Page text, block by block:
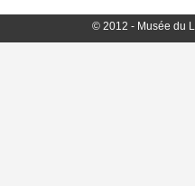
© 2012 - Musée du